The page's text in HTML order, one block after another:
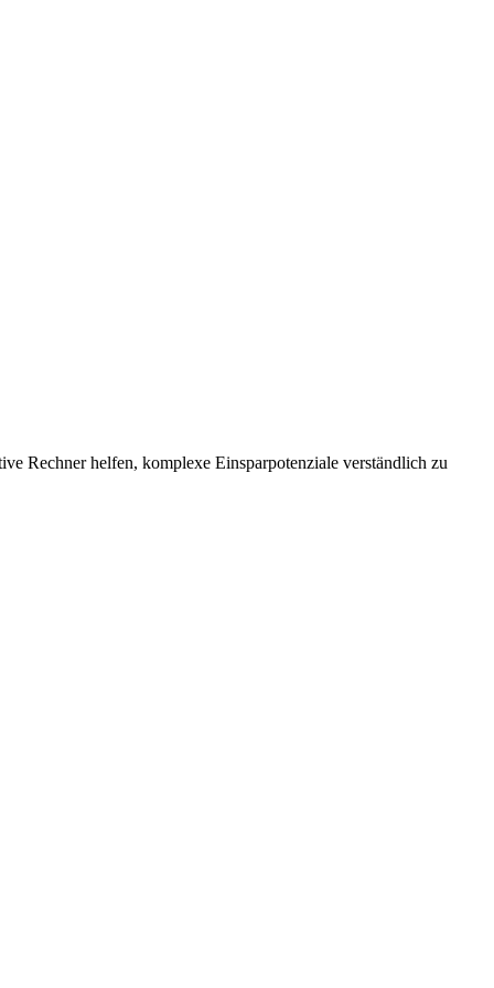
Rechner helfen, komplexe Einsparpotenziale verständlich zu